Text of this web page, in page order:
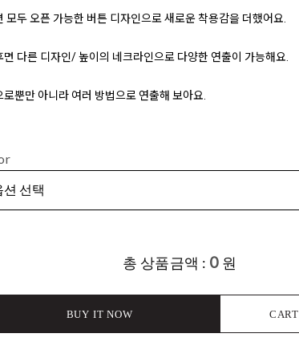
모두 오픈 가능한 버튼 디자인으로 새로운 착용감을 더했어요.
면 다른 디자인/ 높이의 네크라인으로 다양한 연출이 가능해요.
로뿐만 아니라 여러 방법으로 연출해 보아요.
총 상품금액 : 0 원
BUY IT NOW CART